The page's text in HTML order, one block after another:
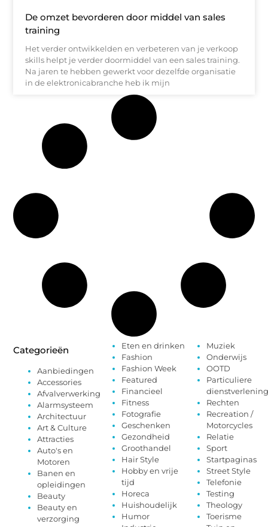
De omzet bevorderen door middel van sales
training
Het verder ontwikkelden en verbeteren van je verkoop
skills helpt je verder doormiddel van een sales training.
Na jaren te hebben gewerkt voor dezelfde organisatie
in de elektronicabranche heb ik mijn
Categorieën
Aanbiedingen
Accessories
Afvalverwerking
Alarmsysteem
Architectuur
Art & Culture
Attracties
Auto's en
Motoren
Banen en
opleidingen
Beauty
Beauty en
verzorging
Eten en drinken
Fashion
Fashion Week
Featured
Financieel
Fitness
Fotografie
Geschenken
Gezondheid
Groothandel
Hair Style
Hobby en vrije
tijd
Horeca
Huishoudelijk
Humor
Muziek
Onderwijs
OOTD
Particuliere
dienstverlening
Rechten
Recreation /
Motorcycles
Relatie
Sport
Startpaginas
Street Style
Telefonie
Testing
Theology
Toerisme